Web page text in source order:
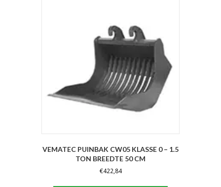
VEMATEC PUINBAK CW05 KLASSE 0 – 1.5
TON BREEDTE 50 CM
€422,84